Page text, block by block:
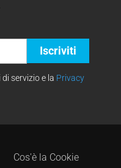
servizio e la Privacy
Cos'è la Cookie